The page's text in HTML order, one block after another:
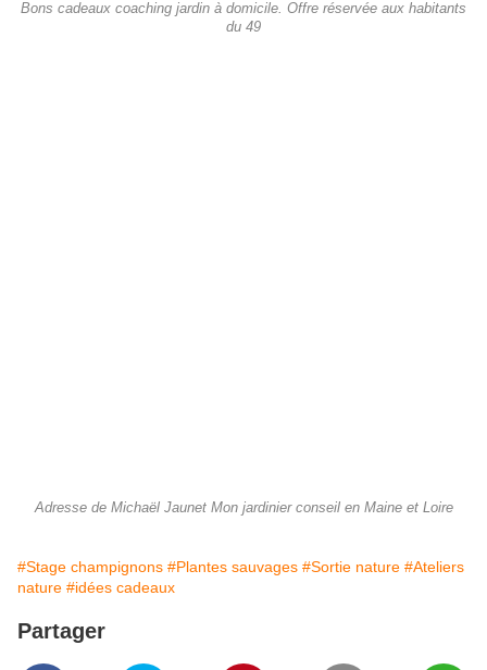
Bons cadeaux coaching jardin à domicile. Offre réservée aux habitants
du 49
Adresse de Michaël Jaunet Mon jardinier conseil en Maine et Loire
#Stage champignons #Plantes sauvages #Sortie nature #Ateliers
nature #idées cadeaux
Partager